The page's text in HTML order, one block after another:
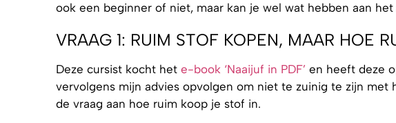
ook een beginner of niet, maar kan je wel wat hebben aan
VRAAG 1: RUIM STOF KOPEN, MAAR HOE
Deze cursist kocht het e-book ‘Naaijuf in PDF’ en heeft deze
vervolgens mijn advies opvolgen om niet te zuinig te zijn met
de vraag aan hoe ruim koop je stof in.